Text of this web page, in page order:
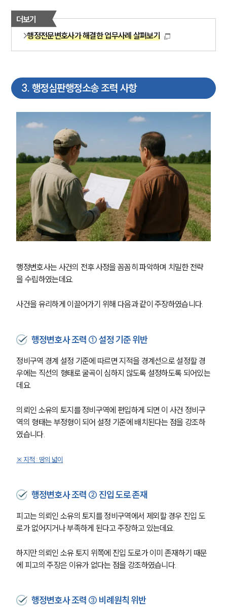
더보기
행정전문변호사가 해결한 업무사례 살펴보기
3. 행정심판행정소송 조력 사항
행정변호사는 사건의 전후 사정을 꼼꼼히 파악하며 치밀한 전략
을 수립하였는데요.
사건을 유리하게 이끌어가기 위해 다음과 같이 주장하였습니다.
행정변호사 조력 ① 설정 기준 위반
정비구역 경계 설정 기준에 따르면 지적을 경계선으로 설정할 경
우에는 직선의 형태로 굴곡이 심하지 않도록 설정하도록 되어있는
데요.
의뢰인 소유의 토지를 정비구역에 편입하게 되면 이 사건 정비구
역의 형태는 부정형이 되어 설정 기준에 배치된다는 점을 강조하
였습니다.
※ 지적 : 땅의 넓이
행정변호사 조력 ② 진입 도로 존재
피고는 의뢰인 소유의 토지를 정비구역에서 제외할 경우 진입 도
로가 없어지거나 부족하게 된다고 주장하고 있는데요.
하지만 의뢰인 소유 토지 위쪽에 진입 도로가 이미 존재하기 때문
에 피고의 주장은 이유가 없다는 점을 강조하였습니다.
행정변호사 조력 ③ 비례원칙 위반